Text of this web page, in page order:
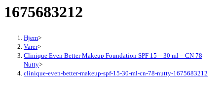
1675683212
Hjem>
Varer>
Clinique Even Better Makeup Foundation SPF 15 – 30 ml – CN 78
Nutty>
clinique-even-better-makeup-spf-15-30-ml-cn-78-nutty-1675683212